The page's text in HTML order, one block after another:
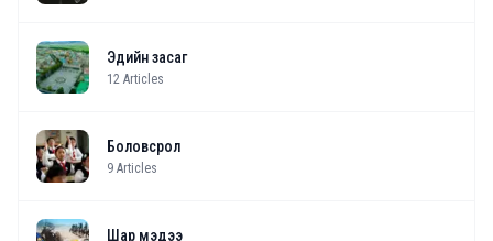
Эдийн засаг
12 Articles
Боловсрол
9 Articles
Шар мэдээ